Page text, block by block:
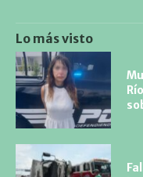
Lo más visto